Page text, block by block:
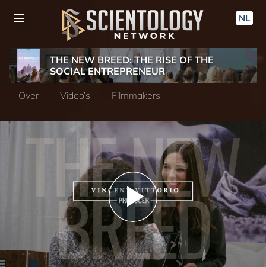
NL
THE NEW BREED: THE RISE OF THE
SOCIAL ENTREPRENEUR
Over Video’s Filmmakers
Play
Video